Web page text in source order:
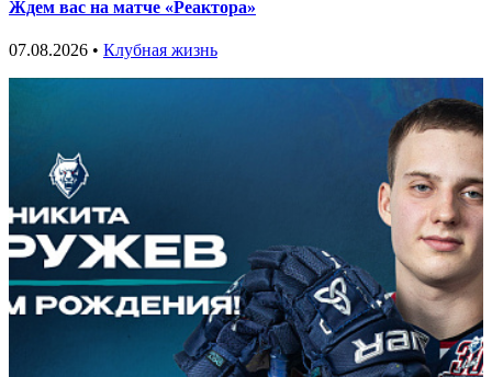
Ждем вас на матче «Реактора»
07.08.2026 • Клубная жизнь